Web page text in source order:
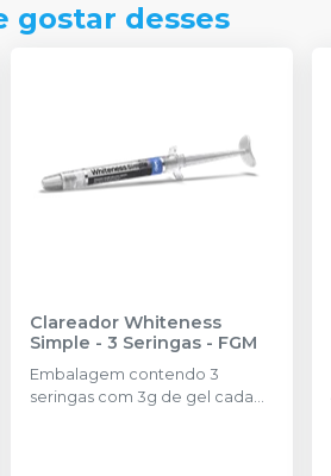
gostar desses
Clareador Whiteness
Simple - 3 Seringas - FGM
Embalagem contendo 3
seringas com 3g de gel cada